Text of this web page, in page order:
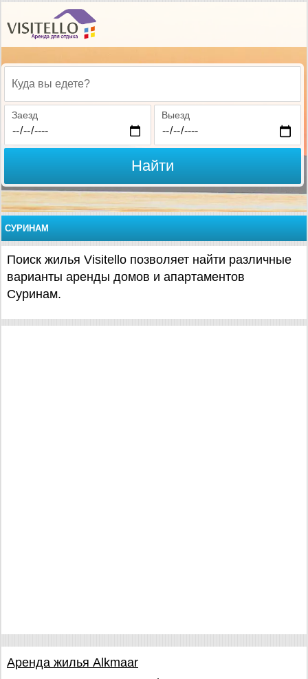
Куда вы едете?
Заезд Выезд
Найти
СУРИНАМ
Поиск жилья Visitello позволяет найти различные
варианты аренды домов и апартаментов
Суринам.
Аренда жилья Alkmaar